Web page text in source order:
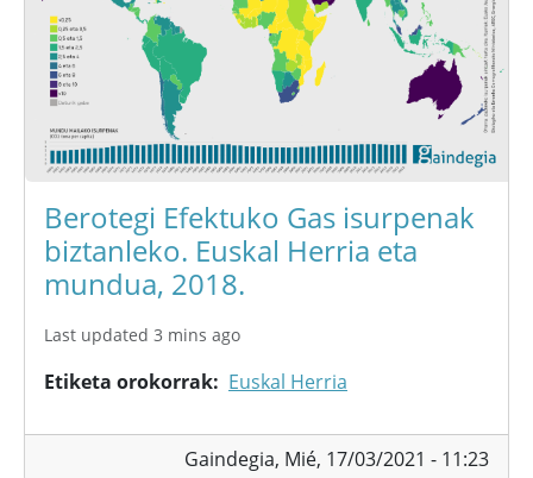
Berotegi Efektuko Gas isurpenak
biztanleko. Euskal Herria eta
mundua, 2018.
Last updated 3 mins ago
Etiketa orokorrak Euskal Herria
Gaindegia, Mié, 17/03/2021 - 11:23